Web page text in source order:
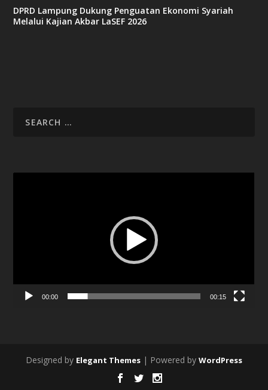
DPRD Lampung Dukung Penguatan Ekonomi Syariah
Melalui Kajian Akbar LaSEF 2026
00:00 00:15
Designed by Elegant Themes | Powered by WordPress